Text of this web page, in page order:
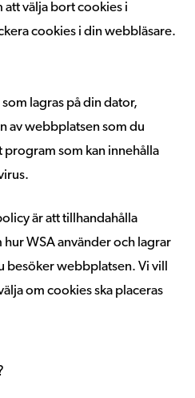
välja bort cookies i
cookies i din webbläsare.
lagras på din dator,
av webbplatsen som du
program som kan innehålla
är att tillhandahålla
WSA använder och lagrar
besöker webbplatsen. Vi vill
om cookies ska placeras